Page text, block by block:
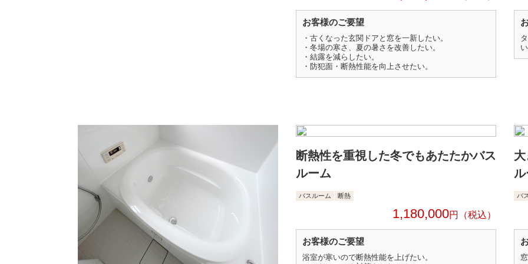
お客様のご要望
・古くなった玄関ドアと窓を一新したい。
・冬場の寒さ、夏の暑さを改善したい。
・結露を減らしたい。
・防犯面・断熱性能を向上させたい。
断熱性を重視した冬でもあたたかバス
ルーム
バスルーム 断熱
1,180,000円
お客様のご要望
浴室が寒いので断熱性能を上げたい。
ル
バ